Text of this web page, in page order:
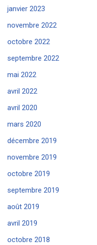
janvier 2023
novembre 2022
octobre 2022
septembre 2022
mai 2022
avril 2022
avril 2020
mars 2020
décembre 2019
novembre 2019
octobre 2019
septembre 2019
août 2019
avril 2019
octobre 2018